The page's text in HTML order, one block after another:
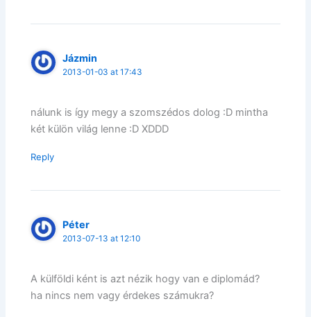
Jázmin
2013-01-03 at 17:43
nálunk is így megy a szomszédos dolog :D mintha
két külön világ lenne :D XDDD
Reply
Péter
2013-07-13 at 12:10
A külföldi ként is azt nézik hogy van e diplomád?
ha nincs nem vagy érdekes számukra?